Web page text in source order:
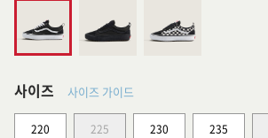
사이즈 사이즈 가이드
220 225 230 235